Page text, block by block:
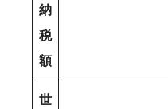
納
税
額
世